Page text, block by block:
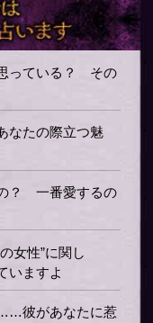
っている？ その
なたの際立つ魅
？ 一番愛するの
女性”に関し
いますよ
彼があなたに惹